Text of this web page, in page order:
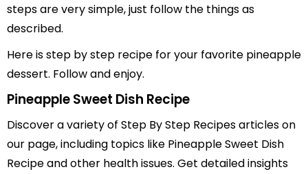
steps are very simple, just follow the things as
described.
Here is step by step recipe for your favorite pineapple
dessert. Follow and enjoy.
Pineapple Sweet Dish Recipe
Discover a variety of Step By Step Recipes articles on
our page, including topics like Pineapple Sweet Dish
Recipe and other health issues. Get detailed insights